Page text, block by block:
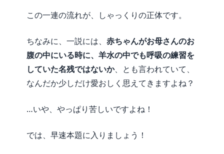
この一連の流れが、しゃっくりの正体です。
ちなみに、一説には、 赤ちゃんがお母さんのお
腹の中にいる時に、羊水の中でも呼吸の練習を
していた名残ではないか、とも言われていて、
なんだか少しだけ愛おしく思えてきますよね？
…いや、やっぱり苦しいですよね！
では、早速本題に入りましょう！